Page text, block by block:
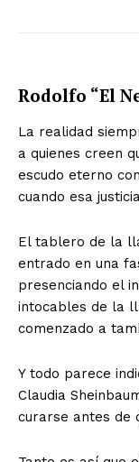
Rodolfo “El
La realidad
a quienes creen
escudo eterno
cuando esa
El tablero de la
entrado en una
presenciando el
intocables de la
comenzado a
Y todo parece
Claudia
curarse antes de